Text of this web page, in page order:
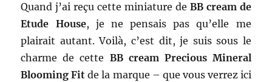
Quand j’ai reçu cette miniature de BB cream de
Etude House, je ne pensais pas qu’elle me
plairait autant. Voilà, c’est dit, je suis sous le
charme de cette BB cream Precious Mineral
Blooming Fit de la marque – que vous verrez ici